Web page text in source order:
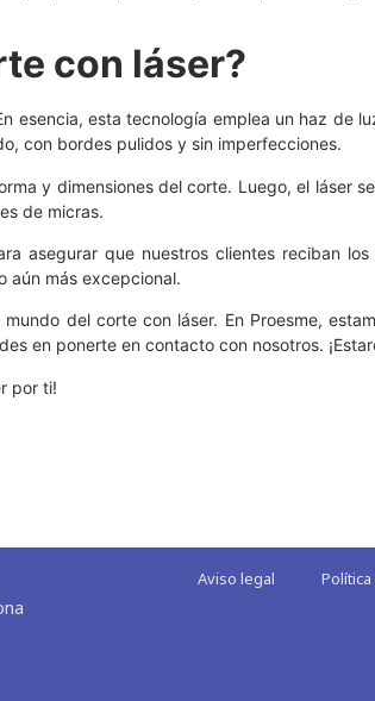
con láser?
esencia, esta tecnología emplea un haz de
con bordes pulidos y sin imperfecciones.
y dimensiones del corte. Luego, el láser
de micras.
asegurar que nuestros clientes reciban
aún más excepcional.
del corte con láser. En Proesme,
en ponerte en contacto con nosotros.
por ti!
Aviso legal